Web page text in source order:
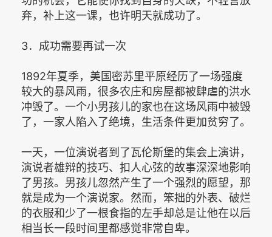
弃，补上这一课，也许明天就成功了。
3．成功需要再试一次
1892年夏季，美国密苏里平原经历了一场强度
较大的暴风雨，很多农庄和房屋都被肆虐的洪水
冲毁了。一个小男孩儿的家也在这场风雨中被毁
了，一家人陷入了绝境，生活条件更加贫穷了。
一天，一位演说者到了瓦伦斯堡的集会上演讲，
演说者雄辩的技巧、扣人心弦的故事深深地影响
了男孩。男孩儿忽然产生了一个强烈的愿望，那
就是成为一个演说家。然而，笨拙的外表、破烂
的衣服和少了一根食指的左手却总是让他在以后
相当长一段时间里都感觉非常自卑。